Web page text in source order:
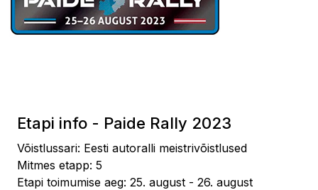
Etapi info - Paide Rally 2023
Võistlussari: Eesti autoralli meistrivõistlused
Mitmes etapp: 5
Etapi toimumise aeg: 25. august - 26. august